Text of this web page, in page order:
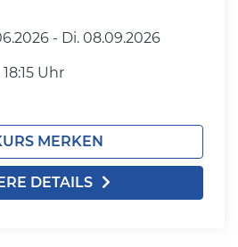
- Di. 08.09.2026
Uhr
MERKEN
DETAILS